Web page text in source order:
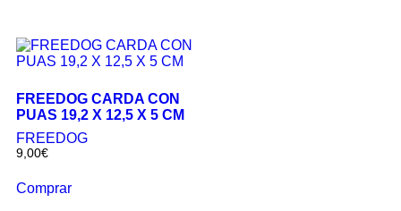
FREEDOG CARDA CON
PUAS 19,2 X 12,5 X 5 CM
FREEDOG
9,00€
Comprar